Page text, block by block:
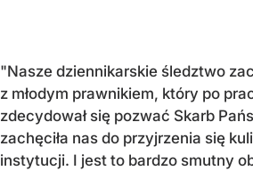
"Nasze dziennikarskie śledztwo
z młodym prawnikiem, który po
zdecydował się pozwać Skarb
zachęciła nas do przyjrzenia się
instytucji. I jest to bardzo smutny